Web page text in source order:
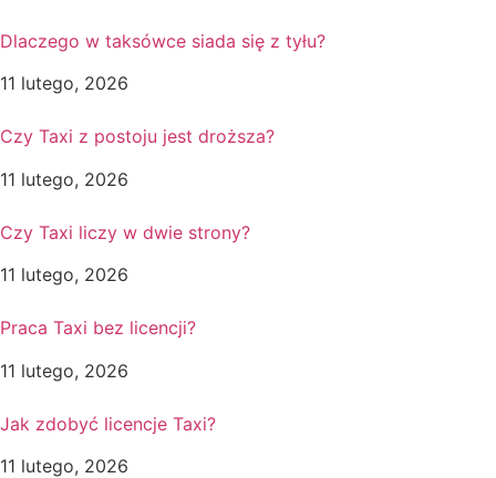
Dlaczego w taksówce siada się z tyłu?
11 lutego, 2026
Czy Taxi z postoju jest droższa?
11 lutego, 2026
Czy Taxi liczy w dwie strony?
11 lutego, 2026
Praca Taxi bez licencji?
11 lutego, 2026
Jak zdobyć licencje Taxi?
11 lutego, 2026